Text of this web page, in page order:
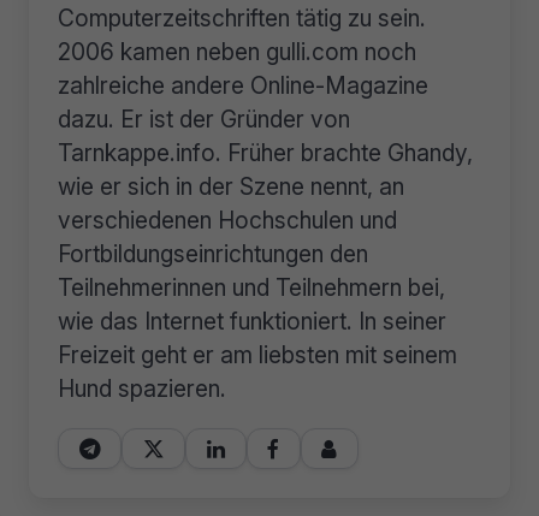
Computerzeitschriften tätig zu sein.
2006 kamen neben gulli.com noch
zahlreiche andere Online-Magazine
dazu. Er ist der Gründer von
Tarnkappe.info. Früher brachte Ghandy,
wie er sich in der Szene nennt, an
verschiedenen Hochschulen und
Fortbildungseinrichtungen den
Teilnehmerinnen und Teilnehmern bei,
wie das Internet funktioniert. In seiner
Freizeit geht er am liebsten mit seinem
Hund spazieren.
    